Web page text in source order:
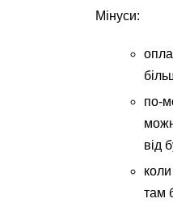
Мінуси:
по-
від
там